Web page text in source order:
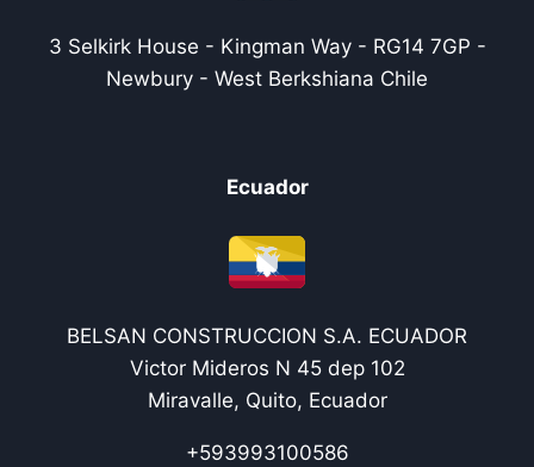
3 Selkirk House - Kingman Way - RG14 7GP -
Newbury - West Berkshiana Chile
Ecuador
BELSAN CONSTRUCCION S.A. ECUADOR
Victor Mideros N 45 dep 102
Miravalle, Quito, Ecuador
+593993100586